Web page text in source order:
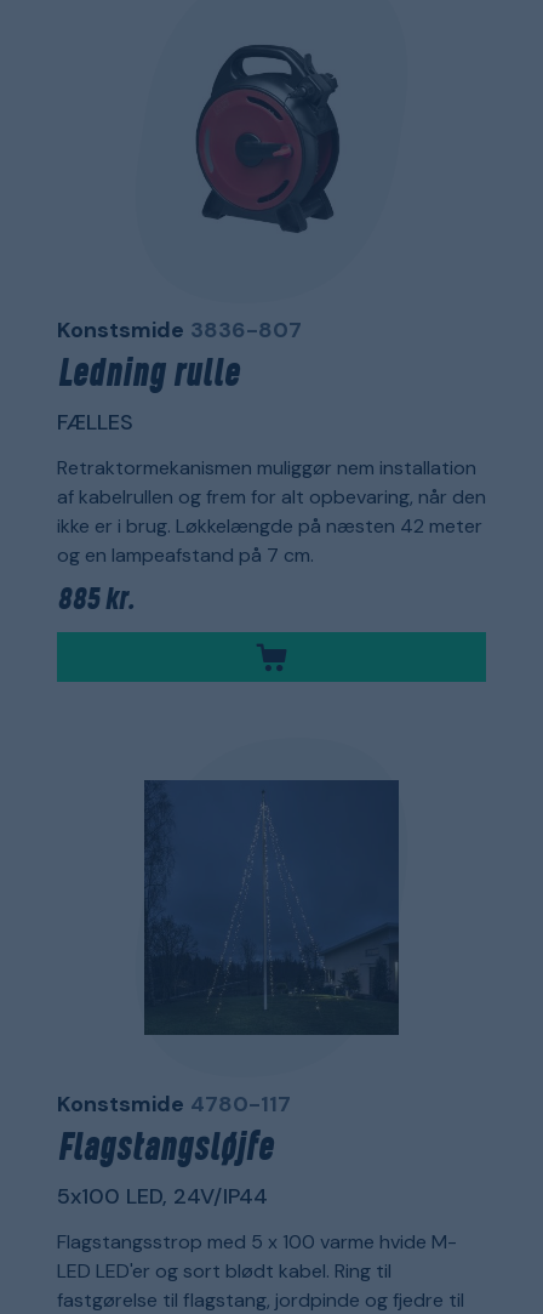
Konstsmide 3836-807
Ledning rulle
FÆLLES
Retraktormekanismen muliggør nem installation
af kabelrullen og frem for alt opbevaring, når den
ikke er i brug. Løkkelængde på næsten 42 meter
og en lampeafstand på 7 cm.
885 kr.
Konstsmide 4780-117
Flagstangsløjfe
5x100 LED, 24V/IP44
Flagstangsstrop med 5 x 100 varme hvide M-
LED LED'er og sort blødt kabel. Ring til
fastgørelse til flagstang, jordpinde og fjedre til